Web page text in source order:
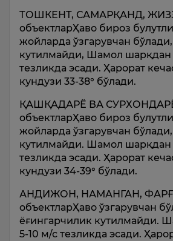
ТОШКЕНТ, САМАРҚАНД,
объектларҲаво бироз
жойларда ўзгарувчан
кутилмайди, Шамол шарқдан
тезликда эсади. Ҳарорат
кундузи 33-38° бўлади.
ҚАШҚАДАРЁ ВА
объектларҲаво бироз
жойларда ўзгарувчан
кутилмайди. Шамол шарқдан
тезликда эсади. Ҳарорат
кундузи 34-39° бўлади.
АНДИЖОН, НАМАНГАН,
объектларҲаво ўзгарувчан
ёғингарчилик кутилмайди.
5-10 м/с тезликда эсади.